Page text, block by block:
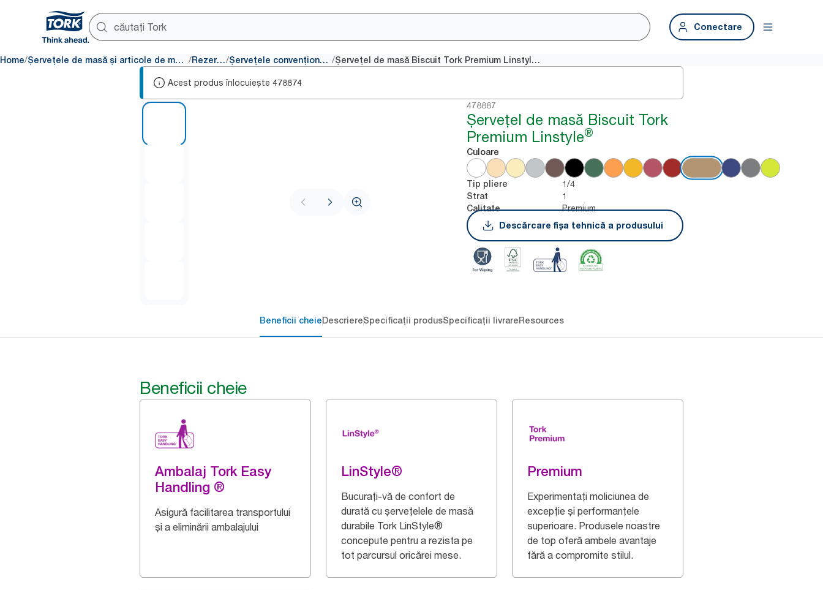
Conectare
Home/ Șervețele de masă și articole de masă / Rezerve/ Șervețele convenționale / Șervețel de masă Biscuit Tork Premium Linstyle®
Acest produs înlocuiește 478874
478887
Șervețel de masă Biscuit Tork
Premium Linstyle®
Culoare
Tip pliere 1/4
Strat 1
Calitate
Premium
Descărcare fișa tehnică a produsului
Beneficii cheieDescriereSpecificații produsSpecificații livrareResources
Beneficii cheie
Ambalaj Tork Easy
Handling ®
Asigură facilitarea transportului
și a eliminării ambalajului
LinStyle®
Bucurați-vă de confort de
durată cu șervețelele de masă
durabile Tork LinStyle®
concepute pentru a rezista pe
tot parcursul oricărei mese.
Premium
Experimentați moliciunea de
excepție și performanțele
superioare. Produsele noastre
de top oferă ambele avantaje
fără a compromite stilul.